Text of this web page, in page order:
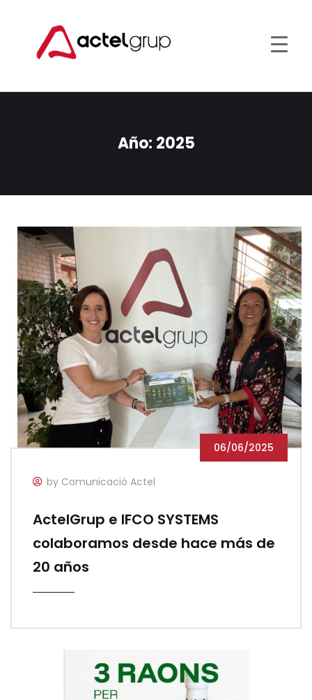
Año: 2025
06/06/2025
by Comunicació Actel
ActelGrup e IFCO SYSTEMS
colaboramos desde hace más de
20 años